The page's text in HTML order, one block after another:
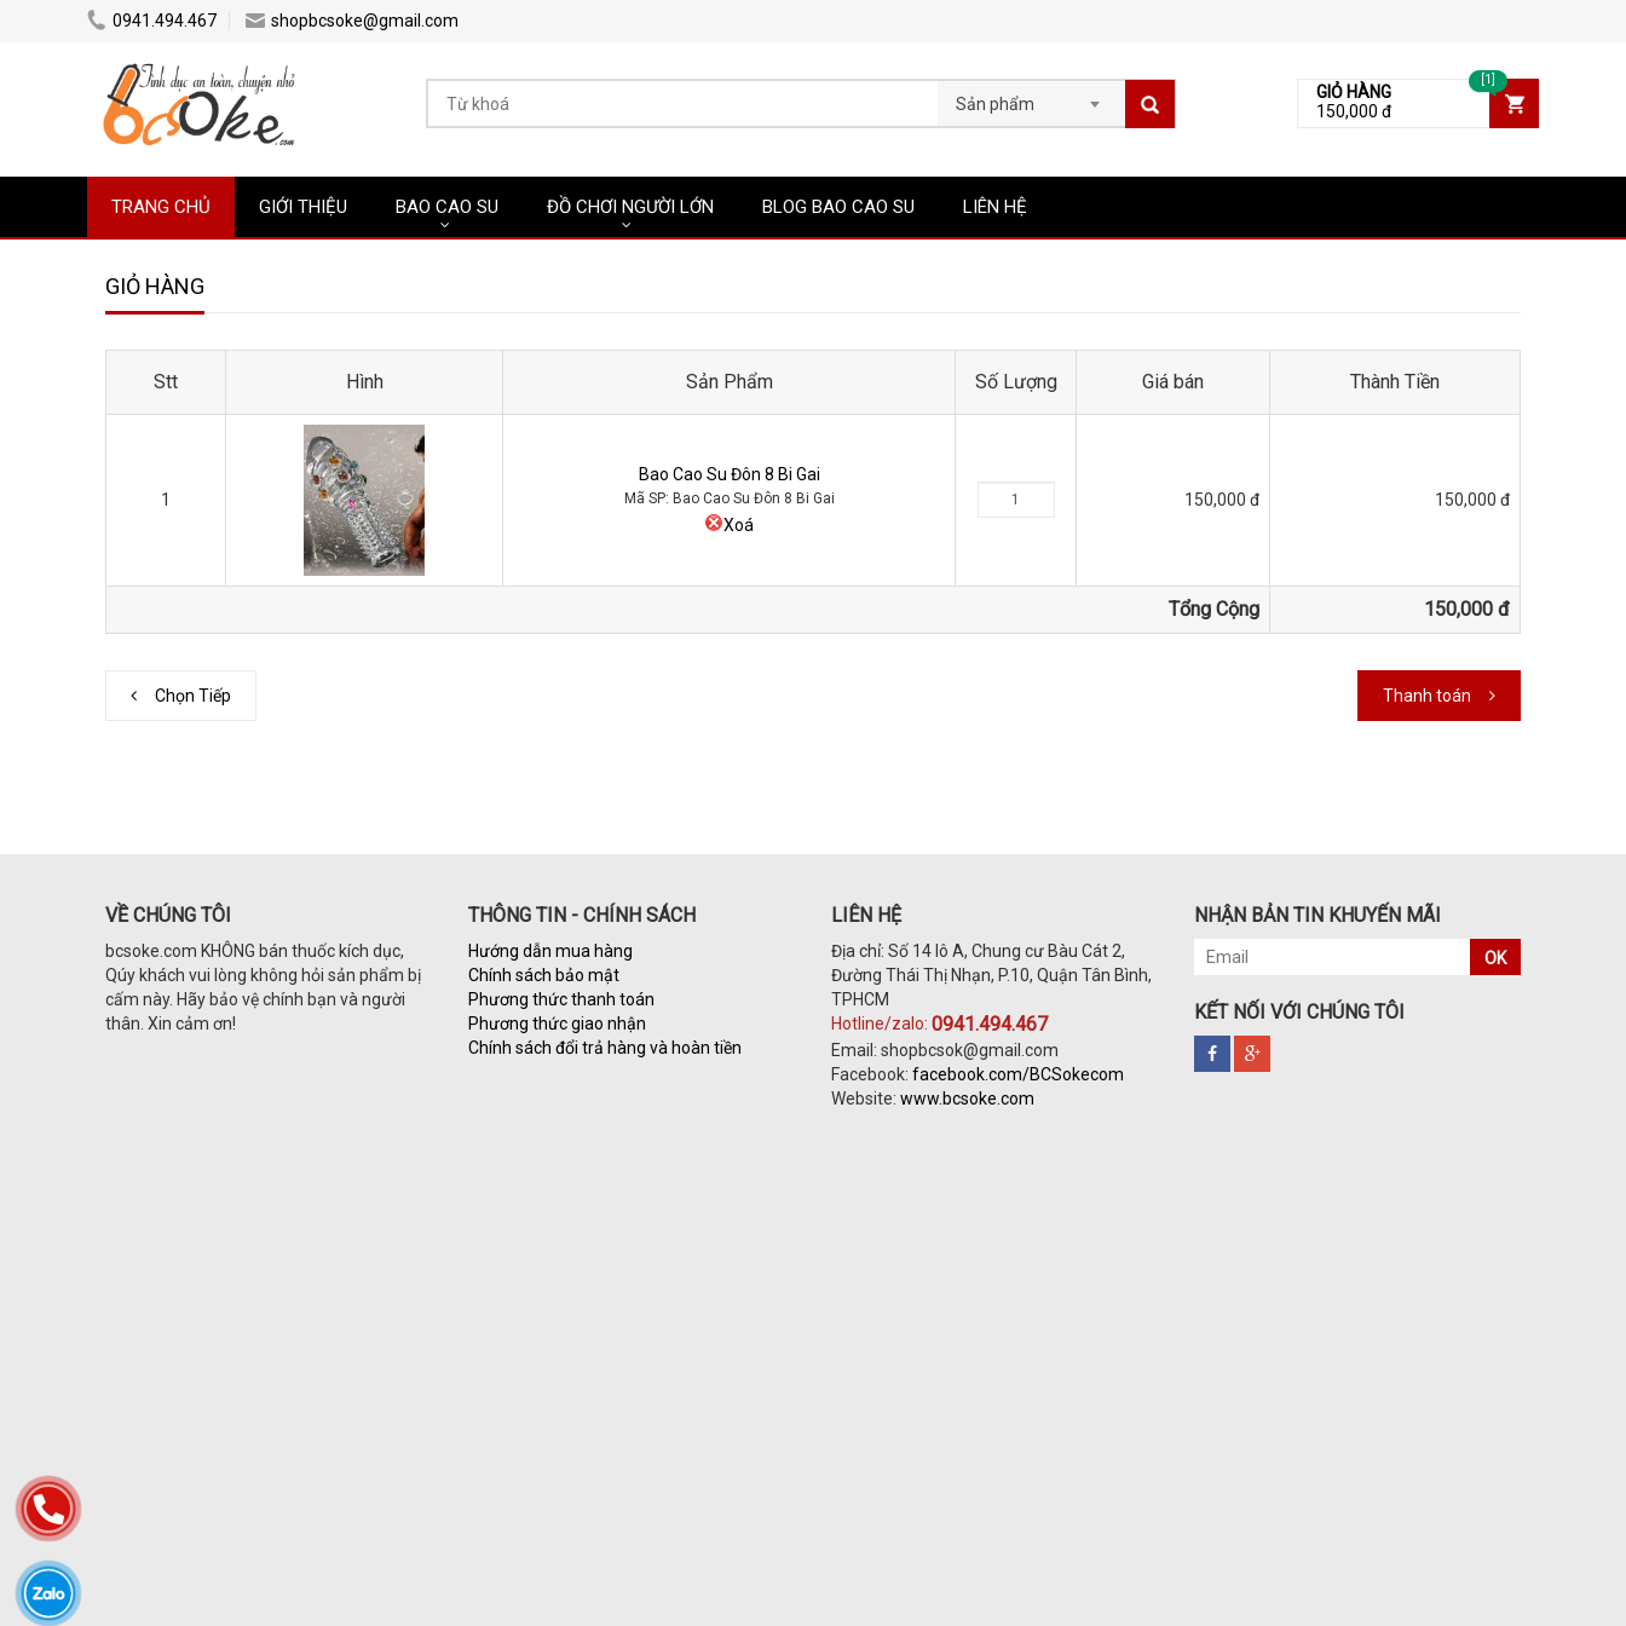
0941.494.467 shopbcsoke@gmail.com
Sản phẩm
GIỎ HÀNG
150,000 đ
[1]
TRANG CHỦ GIỚI THIỆU BAO CAO SU ĐỒ CHƠI NGƯỜI LỚN BLOG BAO CAO SU LIÊN HỆ
GIỎ HÀNG
Stt Hình Sản Phẩm Số Lượng Giá bán Thành Tiền
1
Bao Cao Su Đôn 8 Bi Gai
Mã SP: Bao Cao Su Đôn 8 Bi Gai
Xoá
150,000 đ 150,000 đ
Tổng Cộng 150,000 đ
Chọn Tiếp Thanh toán
VỀ CHÚNG TÔI
bcsoke.com KHÔNG bán thuốc kích dục,
Qúy khách vui lòng không hỏi sản phẩm bị
cấm này. Hãy bảo vệ chính bạn và người
thân. Xin cảm ơn!
THÔNG TIN - CHÍNH SÁCH
Hướng dẫn mua hàng
Chính sách bảo mật
Phương thức thanh toán
Phương thức giao nhận
Chính sách đổi trả hàng và hoàn tiền
LIÊN HỆ
Địa chỉ: Số 14 lô A, Chung cư Bàu Cát 2,
Đường Thái Thị Nhạn, P.10, Quận Tân Bình,
TPHCM
Hotline/zalo: 0941.494.467
Email: shopbcsok@gmail.com
Facebook: facebook.com/BCSokecom
Website: www.bcsoke.com
NHẬN BẢN TIN KHUYẾN MÃI
OK
KẾT NỐI VỚI CHÚNG TÔI